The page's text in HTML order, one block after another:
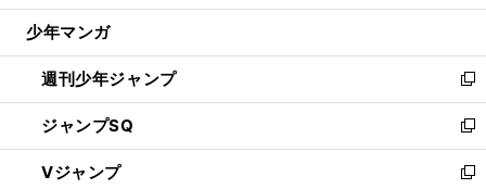
ぜ 40
か T−
「 【
な
んで私がプロ野球選手に ⁉︎
】
イップス 、
制球難 、
ベンチ外 .
.
.
ドラフトまで４カ月 、
高梨雄平は突然サイドスロー転向を決めた
ウ
開
く
少年マンガ
週刊少年ジャンプ
新
し
い
ウ
ィ
ジャンプSQ
新
し
い
Vジャンプ
新